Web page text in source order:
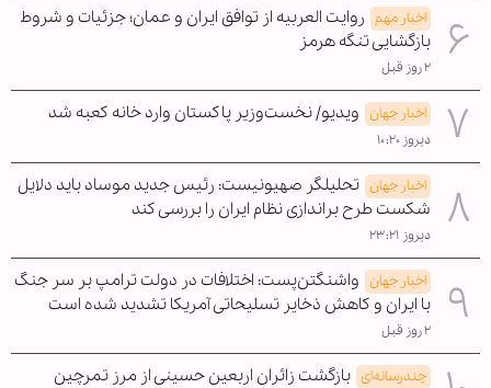
اخبار مهم روایت العربیه از توافق ایران و عمان؛ جزئیات و شروط
بازگشایی تنگه هرمز
۲ روز قبل
اخبار جهان ویدیو/ نخست‌وزیر پاکستان وارد خانه کعبه شد
دیروز ۱۰:۲۰
اخبار جهان تحلیلگر صهیونیست: رئیس جدید موساد باید دلایل
شکست طرح براندازی نظام ایران را بررسی کند
دیروز ۲۳:۲۱
اخبار جهان واشنگتن‌پست: اختلافات در دولت ترامپ بر سر جنگ
با ایران و کاهش ذخایر تسلیحاتی آمریکا تشدید شده است
۲ روز قبل
چندرسانه‌ای بازگشت زائران اربعین حسینی از مرز تمرچین